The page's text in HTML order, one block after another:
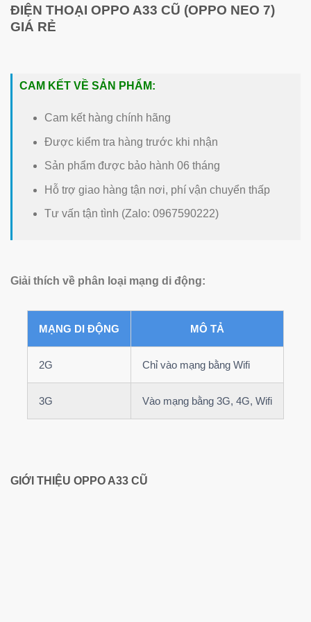
ĐIỆN THOẠI OPPO A33 CŨ (OPPO NEO 7)
GIÁ RẺ
CAM KẾT VỀ SẢN PHẨM:
Cam kết hàng chính hãng
Được kiểm tra hàng trước khi nhận
Sản phẩm được bảo hành 06 tháng
Hỗ trợ giao hàng tận nơi, phí vận chuyển thấp
Tư vấn tận tình (Zalo: 0967590222)
Giải thích về phân loại mạng di động:
MẠNG DI ĐỘNG MÔ TẢ
2G Chỉ vào mạng bằng Wifi
3G Vào mạng bằng 3G, 4G, Wifi
GIỚI THIỆU OPPO A33 CŨ